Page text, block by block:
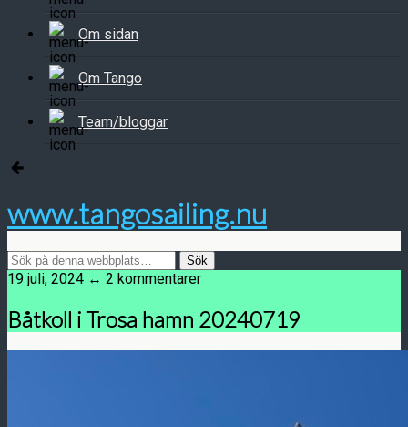
Om sidan
Om Tango
Team/bloggar
www.tangosailing.nu
19 juli, 2024 ↔ 2 kommentarer
Båtkoll i Trosa hamn 20240719